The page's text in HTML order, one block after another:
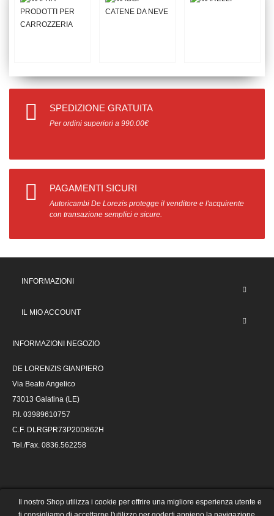
Il nostro Shop utilizza i cookie per offrire una migliore esperienza utente e
SPEDIZIONE GRATUITA
Per ordini superiori a 990.00€
PAGAMENTI SICURI
Autoricambi De Lorezis protegge il venditore e l'acquirente
con transazione semplici e sicure.
INFORMAZIONI
IL MIO ACCOUNT
INFORMAZIONI NEGOZIO
DE LORENZIS GIANPIERO
Via Beato Angelico
73013 Galatina (LE)
P.I. 03989610757
C.F. DLRGPR73P20D862H
Tel./Fax. 0836.562258
powered by
| e-commerce collegato alla